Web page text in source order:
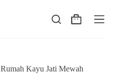
Shopping
Rumah Kayu Jati Mewah